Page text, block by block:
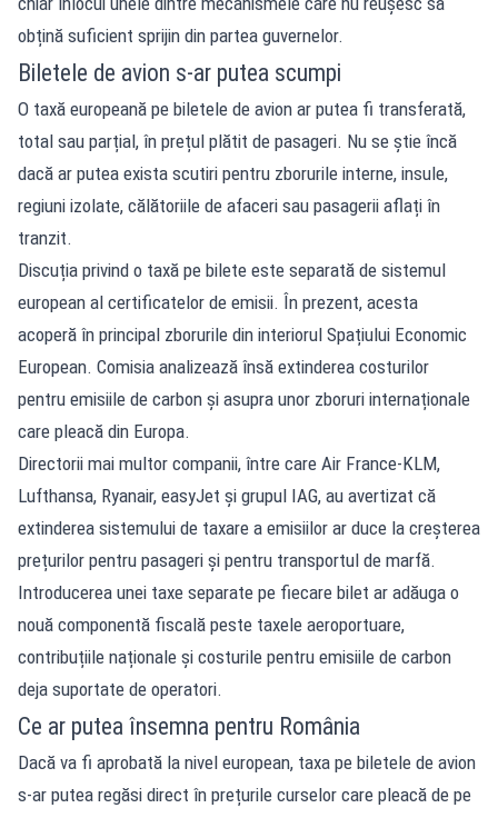
obțină suficient sprijin din partea guvernelor.
Biletele de avion s-ar putea scumpi
O taxă europeană pe biletele de avion ar putea fi transferată,
total sau parțial, în prețul plătit de pasageri. Nu se știe încă
dacă ar putea exista scutiri pentru zborurile interne, insule,
regiuni izolate, călătoriile de afaceri sau pasagerii aflați în
tranzit.
Discuția privind o taxă pe bilete este separată de sistemul
european al certificatelor de emisii. În prezent, acesta
acoperă în principal zborurile din interiorul Spațiului Economic
European. Comisia analizează însă extinderea costurilor
pentru emisiile de carbon și asupra unor zboruri internaționale
care pleacă din Europa.
Directorii mai multor companii, între care Air France-KLM,
Lufthansa, Ryanair, easyJet și grupul IAG, au avertizat că
extinderea sistemului de taxare a emisiilor ar duce la creșterea
prețurilor pentru pasageri și pentru transportul de marfă.
Introducerea unei taxe separate pe fiecare bilet ar adăuga o
nouă componentă fiscală peste taxele aeroportuare,
contribuțiile naționale și costurile pentru emisiile de carbon
deja suportate de operatori.
Ce ar putea însemna pentru România
Dacă va fi aprobată la nivel european, taxa pe biletele de avion
s-ar putea regăsi direct în prețurile curselor care pleacă de pe